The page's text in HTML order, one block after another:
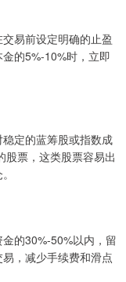
易前设定明确的止盈
的5%-10%时，立即
定的蓝筹股或指数成
股票，这类股票容易出
的30%-50%以内，留
，减少手续费和滑点